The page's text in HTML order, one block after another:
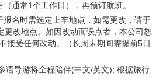
$40 (6-12岁)
（通常1个工作日），再预订航班。
报名时需选定上车地点，如需更改，请于
更改地点。如因改动而误点者，本公司恕
接受任何改动。（长周末期间需提前5日
语导游将全程陪伴(中文/英文); 根据旅行